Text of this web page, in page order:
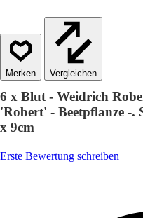
Vergleichen
6 x Blut - Weidrich
'Robert' - Beetpflanze -.
x 9cm
Erste Bewertung schreiben